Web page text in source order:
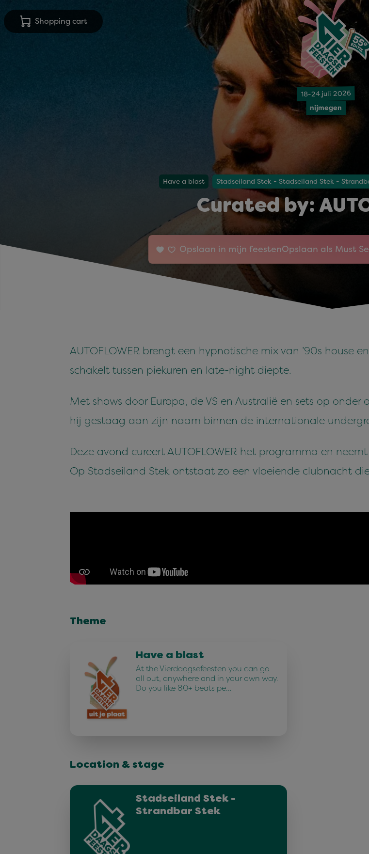
Shopping cart
18-24 juli 2026
nijmegen
Have a blast Stadseiland Stek - Stadseiland Stek -
Curated by:
Opslaan in mijn feestenOpslaan als Must
AUTOFLOWER brengt een hypnotische mix van ’90s house
schakelt tussen piekuren en late-night diepte.
Met shows door Europa, de VS en Australië en sets op
hij gestaag aan zijn naam binnen de internationale
Deze avond cureert AUTOFLOWER het programma en
Op Stadseiland Stek ontstaat zo een vloeiende clubnacht
Theme
Have a blast
At the Vierdaagsefeesten you can go
all out, anywhere and in your own way.
Do you like 80+ beats pe…
Location & stage
Stadseiland Stek -
Strandbar Stek